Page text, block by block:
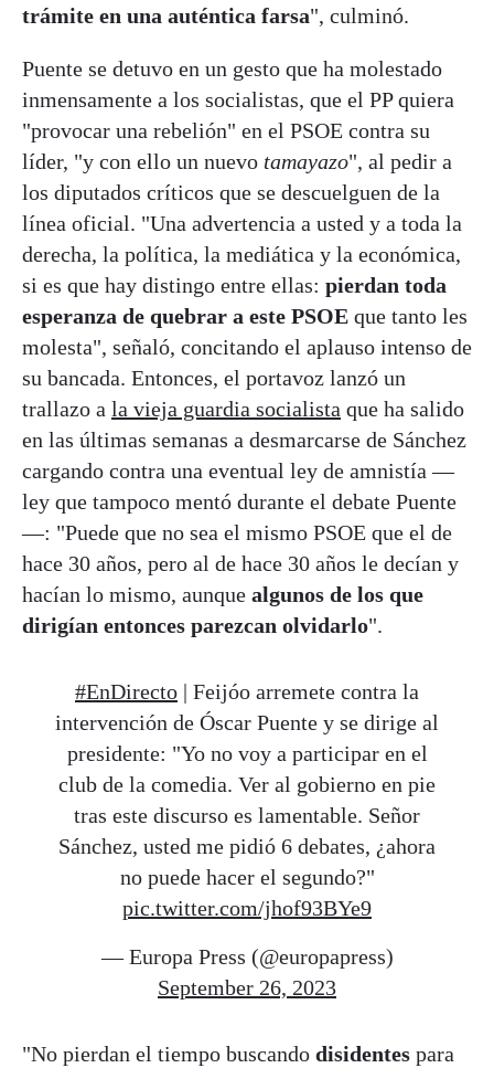
trámite en una auténtica farsa", culminó.
Puente se detuvo en un gesto que ha molestado
inmensamente a los socialistas, que el PP quiera
"provocar una rebelión" en el PSOE contra su
líder, "y con ello un nuevo tamayazo", al pedir a
los diputados críticos que se descuelguen de la
línea oficial. "Una advertencia a usted y a toda la
derecha, la política, la mediática y la económica,
si es que hay distingo entre ellas: pierdan toda
esperanza de quebrar a este PSOE que tanto les
molesta", señaló, concitando el aplauso intenso de
su bancada. Entonces, el portavoz lanzó un
trallazo a la vieja guardia socialista que ha salido
en las últimas semanas a desmarcarse de Sánchez
cargando contra una eventual ley de amnistía —
ley que tampoco mentó durante el debate Puente
—: "Puede que no sea el mismo PSOE que el de
hace 30 años, pero al de hace 30 años le decían y
hacían lo mismo, aunque algunos de los que
dirigían entonces parezcan olvidarlo".
#EnDirecto | Feijóo arremete contra la
intervención de Óscar Puente y se dirige al
presidente: "Yo no voy a participar en el
club de la comedia. Ver al gobierno en pie
tras este discurso es lamentable. Señor
Sánchez, usted me pidió 6 debates, ¿ahora
no puede hacer el segundo?"
pic.twitter.com/jhof93BYe9
— Europa Press (@europapress)
September 26, 2023
"No pierdan el tiempo buscando disidentes para